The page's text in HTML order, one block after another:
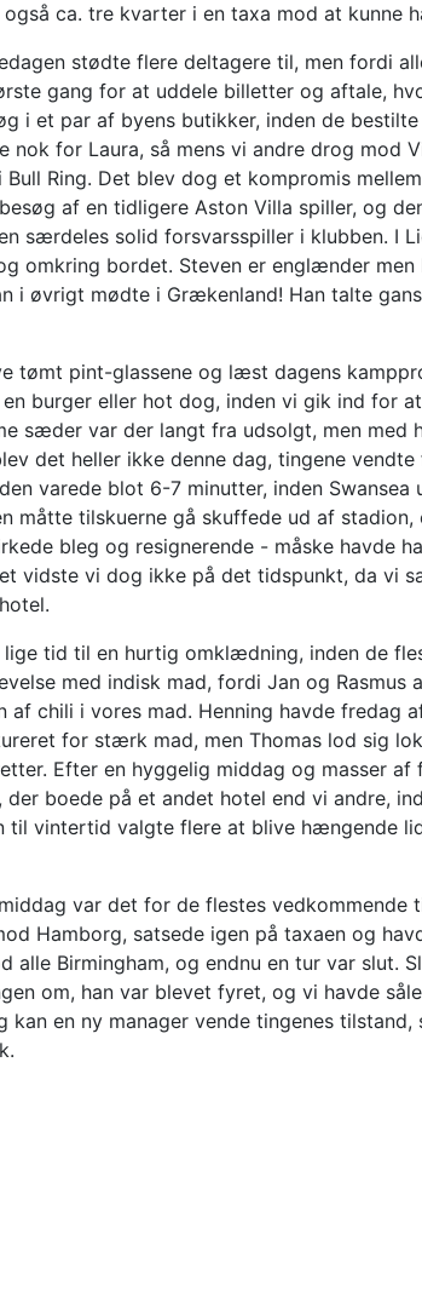
ca. tre kvarter i en taxa mod at kunne
stødte flere deltagere til, men fordi
gang for at uddele billetter og aftale,
i et par af byens butikker, inden de
nok for Laura, så mens vi andre drog mod
Bull Ring. Det blev dog et kompromis
af en tidligere Aston Villa spiller, og
særdeles solid forsvarsspiller i klubben. I
omkring bordet. Steven er englænder
i øvrigt mødte i Grækenland! Han talte
tømt pint-glassene og læst dagens
burger eller hot dog, inden vi gik ind for
sæder var der langt fra udsolgt, men med
det heller ikke denne dag, tingene
varede blot 6-7 minutter, inden
måtte tilskuerne gå skuffede ud af
bleg og resignerende - måske havde
vidste vi dog ikke på det tidspunkt, da vi
lige tid til en hurtig omklædning, inden de
med indisk mad, fordi Jan og
af chili i vores mad. Henning havde fredag
for stærk mad, men Thomas lod sig
Efter en hyggelig middag og masser
der boede på et andet hotel end vi andre,
til vintertid valgte flere at blive hængende
var det for de flestes
Hamborg, satsede igen på taxaen og
alle Birmingham, og endnu en tur var slut.
om, han var blevet fyret, og vi havde
kan en ny manager vende tingenes